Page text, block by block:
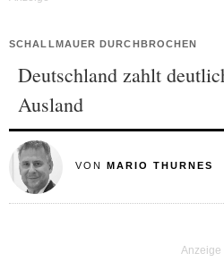
SCHALLMAUER DURCHBROCHEN
Deutschland zahlt
Ausland
VON MARIO THURNES